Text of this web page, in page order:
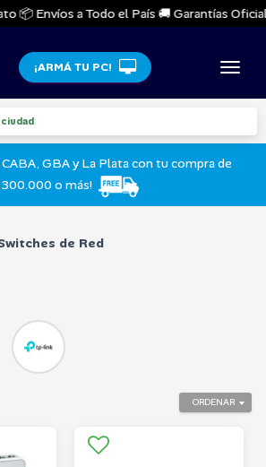
📦 Envíos a Todo el País 🚚 Garantías
¡ARMÁ TU PC!
CABA, GBA y La Plata con tu compra de
o más!
de Red
ORDENAR